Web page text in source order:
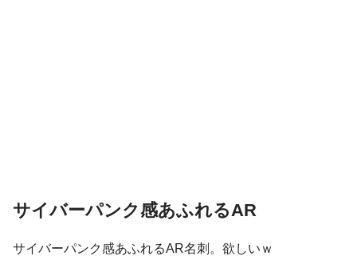
サイバーパンク感あふれるAR
サイバーパンク感あふれるAR名刺。欲しいｗ